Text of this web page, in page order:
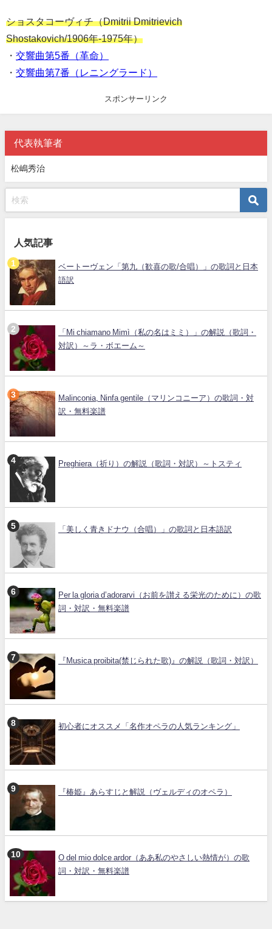
ショスタコーヴィチ（Dmitrii Dmitrievich
Shostakovich/1906年-1975年）
・ 交響曲第5番（革命）
・ 交響曲第7番（レニングラード）
スポンサーリンク
代表執筆者
松嶋秀治
人気記事
ベートーヴェン「第九（歓喜の歌/合唱）」の歌詞と日本
語訳
「Mi chiamano Mimì（私の名はミミ）」の解説（歌詞・
対訳）～ラ・ボエーム～
Malinconia, Ninfa gentile（マリンコニーア）の歌詞・対
訳・無料楽譜
Preghiera（祈り）の解説（歌詞・対訳）～トスティ
「美しく青きドナウ（合唱）」の歌詞と日本語訳
Per la gloria d’adorarvi（お前を讃える栄光のために）の歌
詞・対訳・無料楽譜
『Musica proibita(禁じられた歌)』の解説（歌詞・対訳）
初心者にオススメ「名作オペラの人気ランキング」
『椿姫』あらすじと解説（ヴェルディのオペラ）
O del mio dolce ardor（ああ私のやさしい熱情が）の歌
詞・対訳・無料楽譜